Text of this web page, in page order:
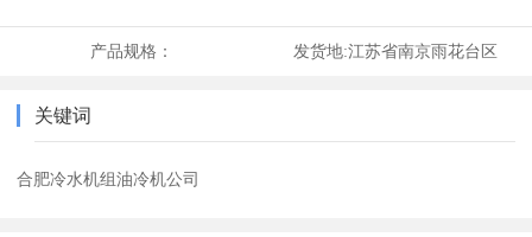
产品规格： 发货地:江苏省南京雨花台区
关键词
合肥冷水机组油冷机公司